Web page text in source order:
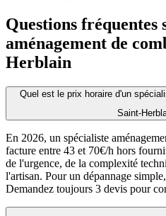
Questions fréquentes
aménagement de
Herblain
Quel est le prix horaire d'un
Saint-
En 2026, un spécialiste
facture entre 43 et 70€/h hors
de l'urgence, de la complexité
l'artisan. Pour un dépannage
Demandez toujours 3 devis pour